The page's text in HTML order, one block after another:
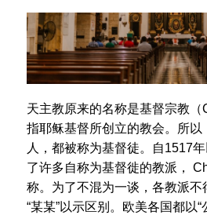
天主教原来的名称是基督宗教
指耶稣基督所创立的教会。所以
人，都被称为基督徒。自1517
了许多自称为基督徙的教派，
称。为了不混为一谈，各教派不
“某某”以示区别。欧美各国都以